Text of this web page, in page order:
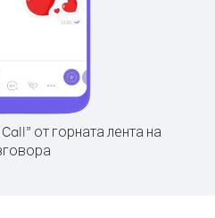
от горната лента на